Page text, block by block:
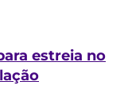
estreia no